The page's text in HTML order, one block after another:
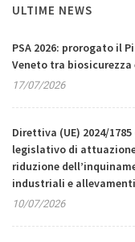
ULTIME NEWS
PSA 2026: prorogato il
Veneto tra
17/07/2026
Direttiva (UE) 2024/
legislativo di attuazione
riduzione
industriali e
10/07/2026